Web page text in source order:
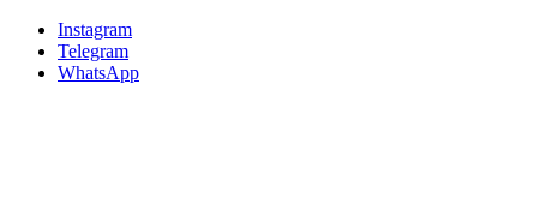
Instagram
Telegram
WhatsApp